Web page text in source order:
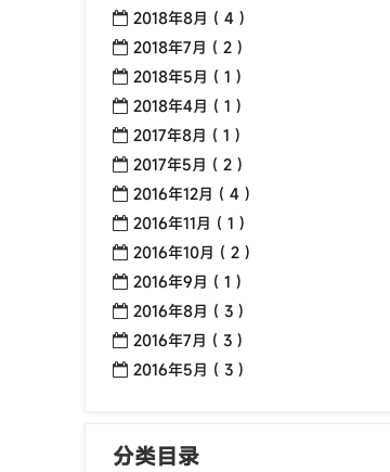
2018年8月 ( 4 )
2018年7月 ( 2 )
2018年5月 ( 1 )
2018年4月 ( 1 )
2017年8月 ( 1 )
2017年5月 ( 2 )
2016年12月 ( 4 )
2016年11月 ( 1 )
2016年10月 ( 2 )
2016年9月 ( 1 )
2016年8月 ( 3 )
2016年7月 ( 3 )
2016年5月 ( 3 )
分类目录